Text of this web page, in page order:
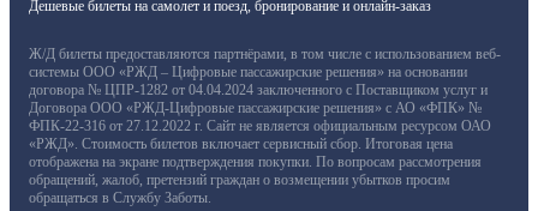
Дешевые билеты на самолет и поезд, бронирование и онлайн-заказ
Ж/Д билеты предоставляются партнёрами, в том числе с использованием веб-
системы ООО «РЖД – Цифровые пассажирские решения» на основании
договора № ЦПР-1282 от 04.04.2024 заключенного с Поставщиком услуг и
Договора ООО «РЖД-Цифровые пассажирские решения» с АО «ФПК» №
ФПК-22-316 от 27.12.2022 г. Сайт не является официальным ресурсом ОАО
«РЖД». Стоимость билетов включает сервисный сбор. Итоговая цена
отображена на экране подтверждения покупки. По вопросам рассмотрения
обращений, жалоб, претензий граждан о возмещении убытков просим
обращаться в Службу Заботы.